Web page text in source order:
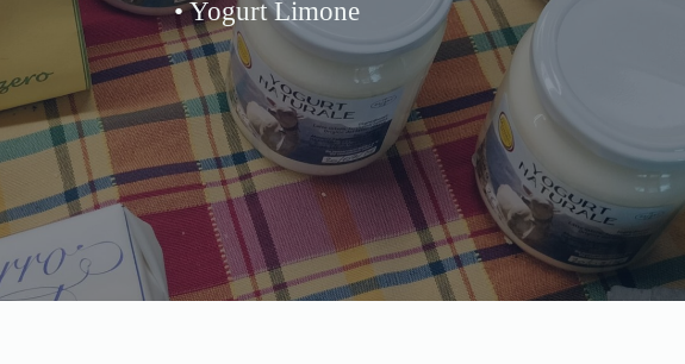
• Yogurt Limone